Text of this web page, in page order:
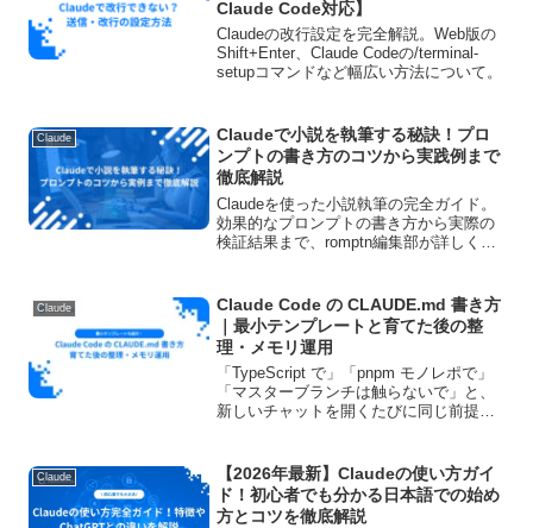
Claude Code対応】
Claudeの改行設定を完全解説。Web版の
Shift+Enter、Claude Codeの/terminal-
setupコマンドなど幅広い方法について。
Claude
Claudeで小説を執筆する秘訣！プロ
ンプトの書き方のコツから実践例まで
徹底解説
Claudeを使った小説執筆の完全ガイド。
効果的なプロンプトの書き方から実際の
検証結果まで、romptn編集部が詳しく解
でも質の高い小説が書けるようになりま
す。
Claude
Claude Code の CLAUDE.md 書き方
｜最小テンプレートと育てた後の整
理・メモリ運用
「TypeScript で」「pnpm モノレポで」
「マスターブランチは触らないで」と、
新しいチャットを開くたびに同じ前提を
める最短ルートは、プロジェクト...
Claude
【2026年最新】Claudeの使い方ガイ
ド！初心者でも分かる日本語での始め
方とコツを徹底解説